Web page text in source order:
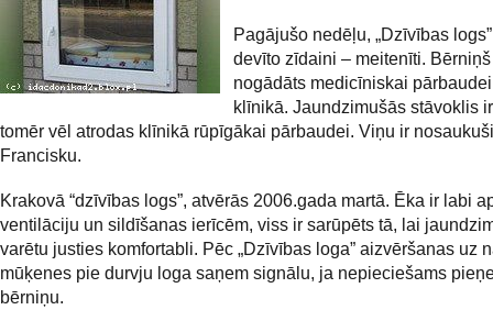
Pagājušo nedēļu, „Dzīvības
devīto zīdaini – meitenīti.
nogādāts medicīniskai
klīnikā. Jaundzimušās stāvoklis
tomēr vēl atrodas klīnikā rūpīgākai pārbaudei. Viņu ir
Francisku.
Krakovā “dzīvības logs”, atvērās 2006.gada martā. Ēka ir labi
ventilāciju un sildīšanas ierīcēm, viss ir sarūpēts tā, lai
varētu justies komfortabli. Pēc „Dzīvības loga” aizvēršanas uz
mūķenes pie durvju loga saņem signālu, ja nepieciešams
bērniņu.